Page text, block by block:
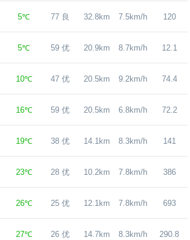
5℃ 77 良 32.8km 7.5km/h 120
5℃ 59 优 20.9km 8.7km/h 12.1
10℃ 47 优 20.5km 9.2km/h 74.4
16℃ 59 优 20.5km 6.8km/h 72.2
19℃ 38 优 14.1km 8.3km/h 141
23℃ 28 优 10.2km 7.8km/h 386
26℃ 25 优 12.1km 7.8km/h 693
27℃ 26 优 14.7km 8.3km/h 290.8